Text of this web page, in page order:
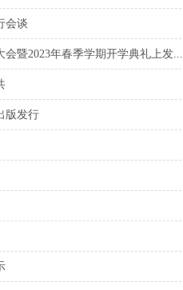
会谈
暨2023年春季学期开学典礼上发...
版发行